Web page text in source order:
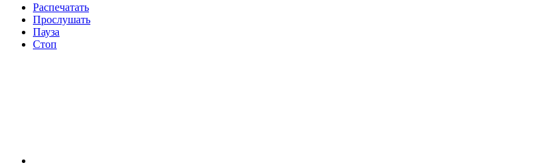
Распечатать
Прослушать
Пауза
Стоп